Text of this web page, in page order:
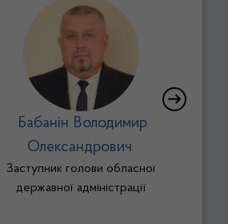
Бабанін Володимир
Олександрович
Заступник голови обласної
державної адміністрації